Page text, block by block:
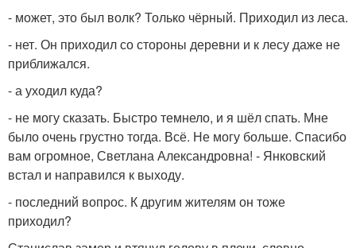
- может, это был волк? Только чёрный. Приходил из леса.
- нет. Он приходил со стороны деревни и к лесу даже не
приближался.
- а уходил куда?
- не могу сказать. Быстро темнело, и я шёл спать. Мне
было очень грустно тогда. Всё. Не могу больше. Спасибо
вам огромное, Светлана Александровна! - Янковский
встал и направился к выходу.
- последний вопрос. К другим жителям он тоже
приходил?